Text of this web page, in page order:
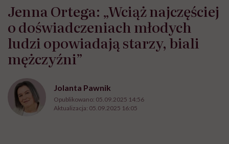
Jenna Ortega: „Wciąż najczęściej
o doświadczeniach młodych
ludzi opowiadają starzy, biali
mężczyźni”
Jolanta Pawnik
Opublikowano: 05.09.2025 14:56
Aktualizacja: 05.09.2025 16:05